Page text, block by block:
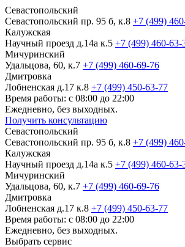
Севастопольский
Севастопольский пр. 95 б, к.8 +7 (499)
Калужская
Научный проезд д.14а к.5 +7 (499) 460-63-
Мичуринский
Удальцова, 60, к.7 +7 (499) 460-69-76
Дмитровка
Лобненская д.17 к.8 +7 (499) 450-63-77
Время работы: с 08:00 до 22:00
Ежедневно, без выходных.
Получить консультацию
Севастопольский
Севастопольский пр. 95 б, к.8 +7 (499)
Калужская
Научный проезд д.14а к.5 +7 (499) 460-63-
Мичуринский
Удальцова, 60, к.7 +7 (499) 460-69-76
Дмитровка
Лобненская д.17 к.8 +7 (499) 450-63-77
Время работы: с 08:00 до 22:00
Ежедневно, без выходных.
Выбрать сервис